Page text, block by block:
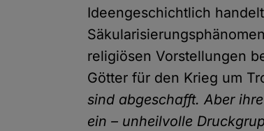
Ideengeschichtlich
religiösen Vorstellungen
Götter für den Krieg um
sind abgeschafft. Aber
ein – unheilvolle